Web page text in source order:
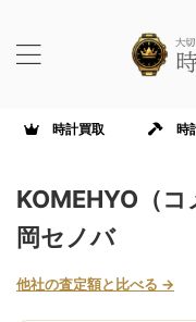
時計買取 時
KOMEHYO（
岡セノバ
他社の査定額と比べる →